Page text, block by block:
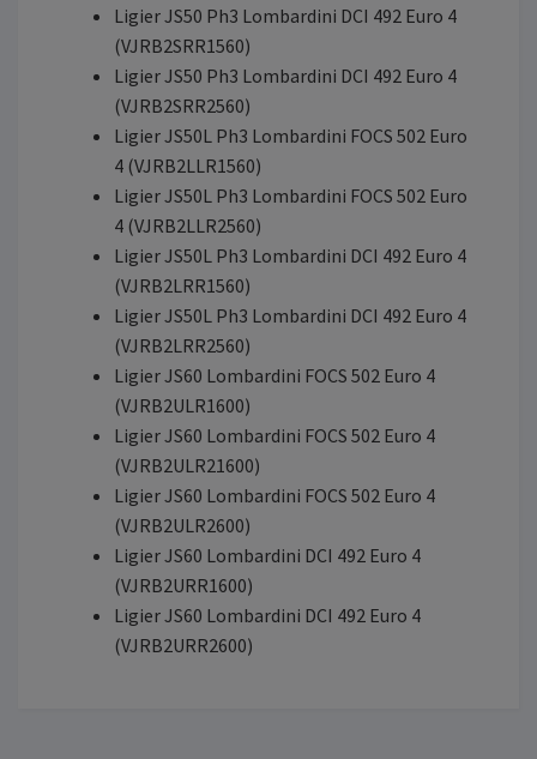
Ligier JS50 Ph3 Lombardini DCI 492 Euro 4
(VJRB2SRR1560)
Ligier JS50 Ph3 Lombardini DCI 492 Euro 4
(VJRB2SRR2560)
Ligier JS50L Ph3 Lombardini FOCS 502 Euro
4 (VJRB2LLR1560)
Ligier JS50L Ph3 Lombardini FOCS 502 Euro
4 (VJRB2LLR2560)
Ligier JS50L Ph3 Lombardini DCI 492 Euro 4
(VJRB2LRR1560)
Ligier JS50L Ph3 Lombardini DCI 492 Euro 4
(VJRB2LRR2560)
Ligier JS60 Lombardini FOCS 502 Euro 4
(VJRB2ULR1600)
Ligier JS60 Lombardini FOCS 502 Euro 4
(VJRB2ULR21600)
Ligier JS60 Lombardini FOCS 502 Euro 4
(VJRB2ULR2600)
Ligier JS60 Lombardini DCI 492 Euro 4
(VJRB2URR1600)
Ligier JS60 Lombardini DCI 492 Euro 4
(VJRB2URR2600)